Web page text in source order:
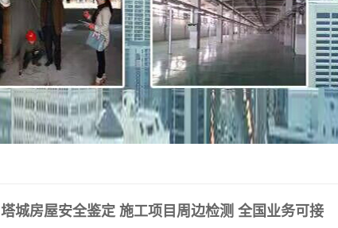
塔城房屋安全鉴定 施工项目周边检测 全国业务可接